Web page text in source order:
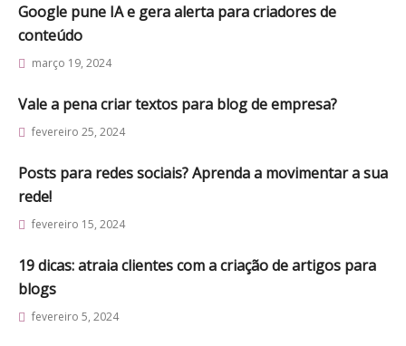
Google pune IA e gera alerta para criadores de
conteúdo
março 19, 2024
Vale a pena criar textos para blog de empresa?
fevereiro 25, 2024
Posts para redes sociais? Aprenda a movimentar a sua
rede!
fevereiro 15, 2024
19 dicas: atraia clientes com a criação de artigos para
blogs
fevereiro 5, 2024